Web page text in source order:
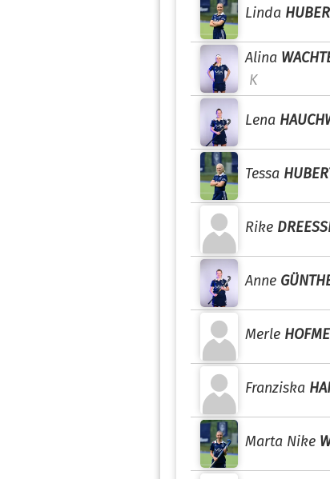
Linda HUBER
Alina
K
Lena
Tessa
Rike
Anne
Merle
Franziska
Marta Nike